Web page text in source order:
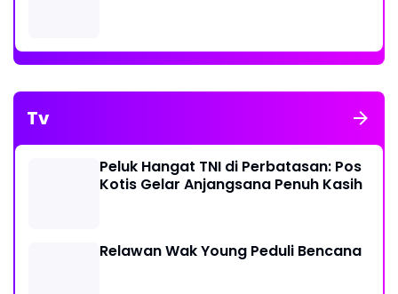
Kotis Gelar Anjangsana Penuh Kasih
Relawan Wak Young Peduli Bencana
Logistik KPU Medan